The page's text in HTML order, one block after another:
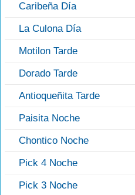
Caribeña Día
La Culona Día
Motilon Tarde
Dorado Tarde
Antioqueñita Tarde
Paisita Noche
Chontico Noche
Pick 4 Noche
Pick 3 Noche